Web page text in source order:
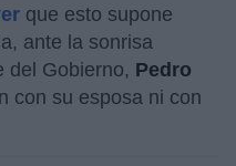
que esto supone
ante la sonrisa
del Gobierno, Pedro
con su esposa ni con